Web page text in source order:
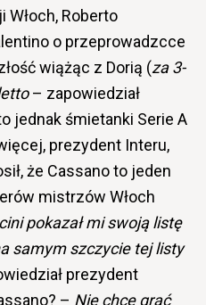
Roberto
o przeprowadzcce
wiążąc z Dorią (za 3-
– zapowiedział
jednak śmietanki Serie A
prezydent Interu,
że Cassano to jeden
mistrzów Włoch
pokazał mi swoją listę
samym szczycie tej listy
prezydent
– Nie chce grać